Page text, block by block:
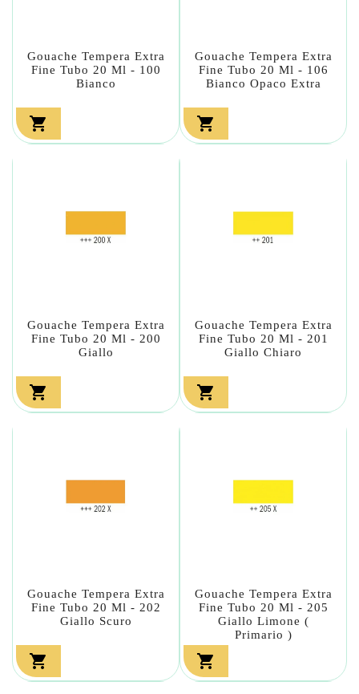
Gouache Tempera Extra
Fine Tubo 20 Ml - 100
Bianco

Gouache Tempera Extra
Fine Tubo 20 Ml - 106
Bianco Opaco Extra

Gouache Tempera Extra
Fine Tubo 20 Ml - 200
Giallo

Gouache Tempera Extra
Fine Tubo 20 Ml - 201
Giallo Chiaro

Gouache Tempera Extra
Fine Tubo 20 Ml - 202
Giallo Scuro

Gouache Tempera Extra
Fine Tubo 20 Ml - 205
Giallo Limone (
Primario )
